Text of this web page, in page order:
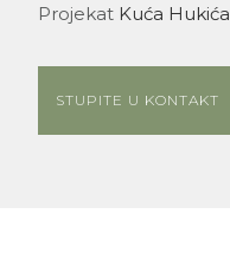
Projekat Kuća Hukića
STUPITE U KONTAKT